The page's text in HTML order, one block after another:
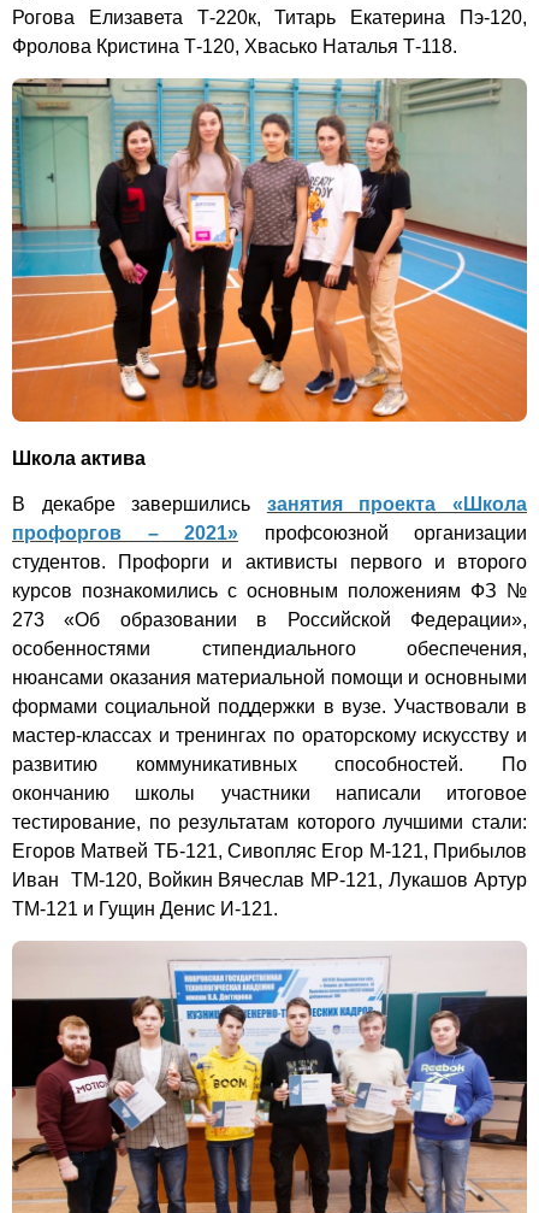
Рогова Елизавета Т-220к, Титарь Екатерина Пэ-120,
Фролова Кристина Т-120, Хвасько Наталья Т-118.
Школа актива
В декабре завершились занятия проекта «Школа
профоргов – 2021» профсоюзной организации
студентов. Профорги и активисты первого и второго
курсов познакомились с основным положениям ФЗ №
273 «Об образовании в Российской Федерации»,
особенностями стипендиального обеспечения,
нюансами оказания материальной помощи и основными
формами социальной поддержки в вузе. Участвовали в
мастер-классах и тренингах по ораторскому искусству и
развитию коммуникативных способностей. По
окончанию школы участники написали итоговое
тестирование, по результатам которого лучшими стали:
Егоров Матвей ТБ-121,Сивопляс Егор М-121, Прибылов
Иван
ТМ-120, Войкин Вячеслав МР-121, ЛукашовАртур
ТМ-121 и Гущин Денис И-121.